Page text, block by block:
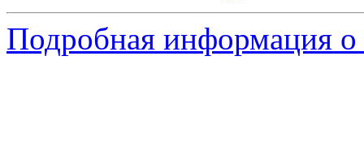
Подробная информация о